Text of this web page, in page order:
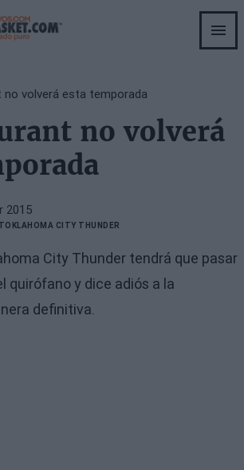
no volverá esta temporada
no volverá
2015
OKLAHOMA CITY THUNDER
City Thunder tendrá que pasar
quirófano y dice adiós a la
definitiva.